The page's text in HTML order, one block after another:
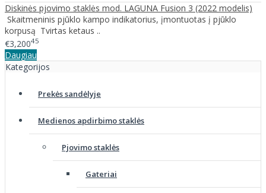
Diskinės pjovimo staklės mod. LAGUNA Fusion 3 (2022 modelis)
Skaitmeninis pjūklo kampo indikatorius, įmontuotas į pjūklo
korpusą Tvirtas ketaus ..
€3,20045
Daugiau
Kategorijos
Prekės sandėlyje
Medienos apdirbimo staklės
Pjovimo staklės
Gateriai